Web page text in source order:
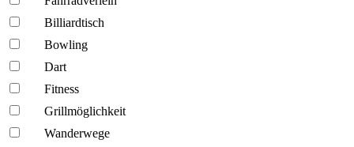
Billiardtisch
Bowling
Dart
Fitness
Grillmöglich­keit
Wanderwege